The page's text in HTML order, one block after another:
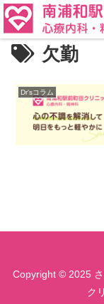
欠勤
Dr'sコラム
Copyright © 2025
ク